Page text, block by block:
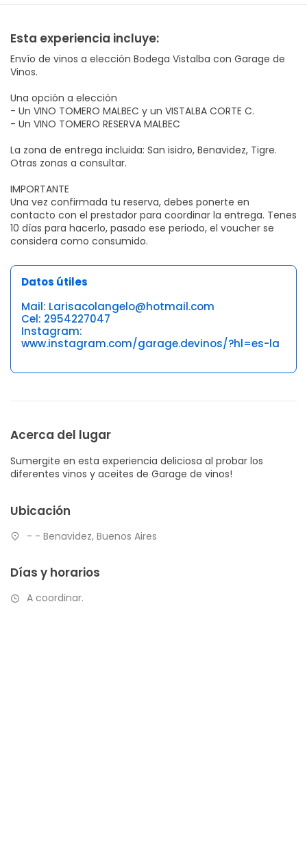
Esta experiencia incluye:
Envío de vinos a elección Bodega Vistalba con Garage de
Vinos.
Una opción a elección
- Un VINO TOMERO MALBEC y un VISTALBA CORTE C.
- Un VINO TOMERO RESERVA MALBEC
La zona de entrega incluida: San isidro, Benavidez, Tigre.
Otras zonas a consultar.
IMPORTANTE
Una vez confirmada tu reserva, debes ponerte en
contacto con el prestador para coordinar la entrega. Tenes
10 días para hacerlo, pasado ese periodo, el voucher se
considera como consumido.
Datos útiles
Mail: Larisacolangelo@hotmail.com
Cel: 2954227047
Instagram:
www.instagram.com/garage.devinos/?hl=es-la
Acerca del lugar
Sumergite en esta experiencia deliciosa al probar los
diferentes vinos y aceites de Garage de vinos!
Ubicación
- - Benavidez, Buenos Aires
Días y horarios
A coordinar.